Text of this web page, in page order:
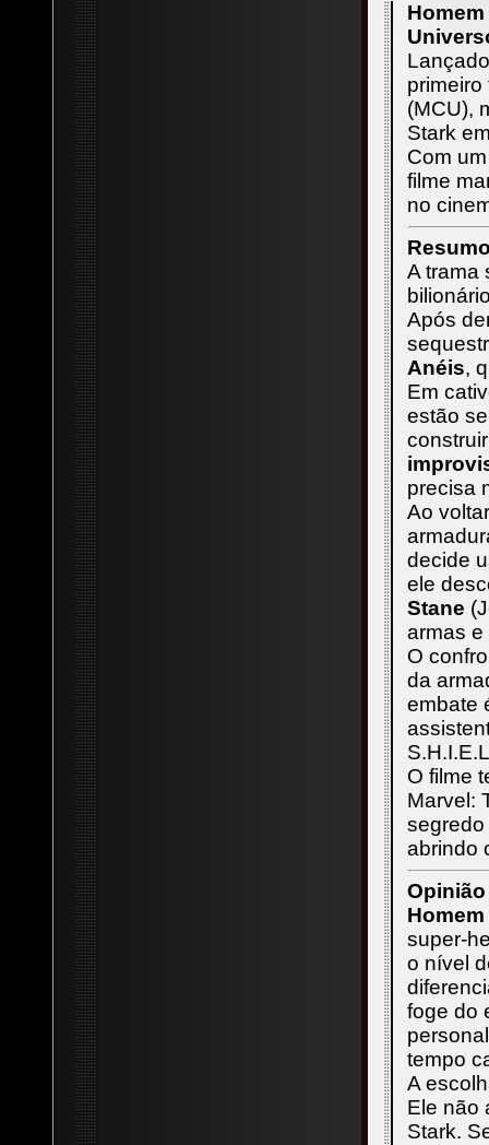
(MCU),
Stark
Com
filme
no
A
Após
Anéis,
Em
estão
precisa
Ao
decide
ele
Stane
armas
O
da
embate
O filme
Marvel:
abrindo
super-
o nível
foge do
tempo
A
Ele não
Stark.